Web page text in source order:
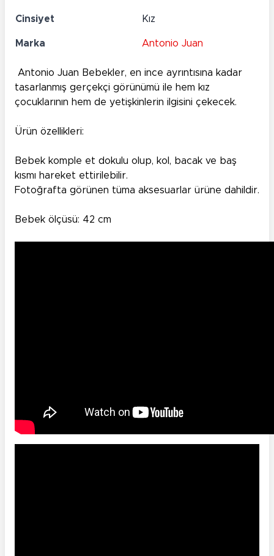
Cinsiyet Kız
Marka Antonio Juan
Antonio Juan Bebekler, en ince ayrıntısına kadar
tasarlanmış gerçekçi görünümü ile hem kız
çocuklarının hem de yetişkinlerin ilgisini çekecek.
Ürün özellikleri:
Bebek komple et dokulu olup, kol, bacak ve baş
kısmı hareket ettirilebilir.
Fotoğrafta görünen tüma aksesuarlar ürüne dahildir.
Bebek ölçüsü: 42 cm